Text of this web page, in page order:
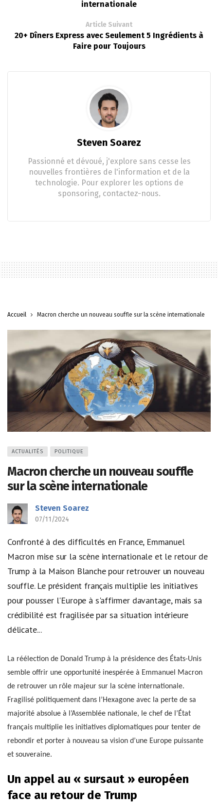
internationale
Article Suivant
20+ Dîners Express avec Seulement 5 Ingrédients à
Faire pour Toujours
Steven Soarez
Passionné et dévoué, j'explore sans cesse les
nouvelles frontières de l'information et de la
technologie. Pour explorer les options de
sponsoring, contactez-nous.
Accueil Macron cherche un nouveau souffle sur la scène internationale
ACTUALITÉS POLITIQUE
Macron cherche un nouveau souffle
sur la scène internationale
Steven Soarez
07/11/2024
Confronté à des difficultés en France, Emmanuel
Macron mise sur la scène internationale et le retour de
Trump à la Maison Blanche pour retrouver un nouveau
souffle. Le président français multiplie les initiatives
pour pousser l'Europe à s'affirmer davantage, mais sa
crédibilité est fragilisée par sa situation intérieure
délicate...
La réélection de Donald Trump à la présidence des États-Unis
semble offrir une opportunité inespérée à Emmanuel Macron
de retrouver un rôle majeur sur la scène internationale.
Fragilisé politiquement dans l’Hexagone avec la perte de sa
majorité absolue à l’Assemblée nationale, le chef de l’État
français multiplie les initiatives diplomatiques pour tenter de
rebondir et porter à nouveau sa vision d’une Europe puissante
et souveraine.
Un appel au « sursaut » européen
face au retour de Trump